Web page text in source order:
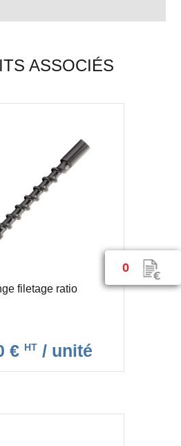
0
ASSOCIÉS
filetage ratio
€ HT / unité